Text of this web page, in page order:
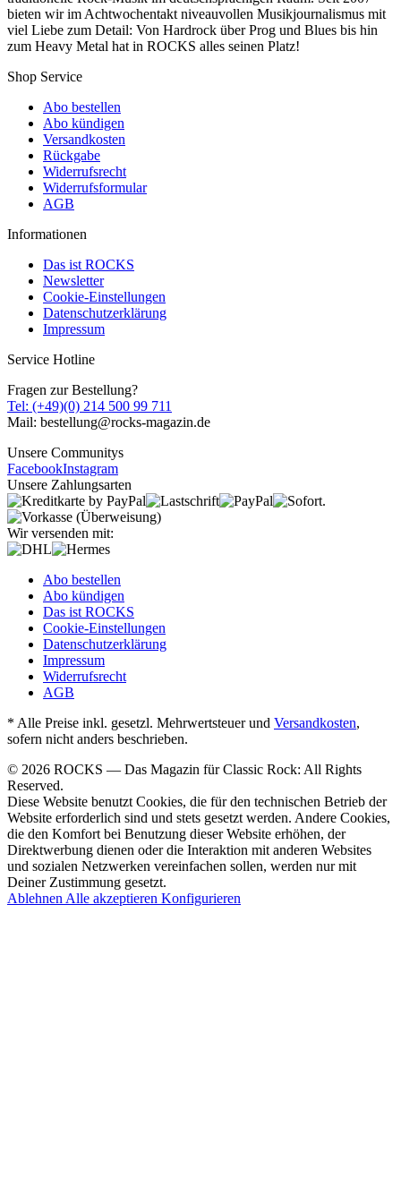
bieten wir im Achtwochentakt niveauvollen Musikjournalismus mit
viel Liebe zum Detail: Von Hardrock über Prog und Blues bis hin
zum Heavy Metal hat in ROCKS alles seinen Platz!
Shop Service
Abo bestellen
Abo kündigen
Versandkosten
Rückgabe
Widerrufsrecht
Widerrufsformular
AGB
Informationen
Das ist ROCKS
Newsletter
Cookie-Einstellungen
Datenschutzerklärung
Impressum
Service Hotline
Fragen zur Bestellung?
Tel: (+49)(0) 214 500 99 711
Mail: bestellung@rocks-magazin.de
Unsere Communitys
FacebookInstagram
Unsere Zahlungsarten
Wir versenden mit:
Abo bestellen
Abo kündigen
Das ist ROCKS
Cookie-Einstellungen
Datenschutzerklärung
Impressum
Widerrufsrecht
AGB
* Alle Preise inkl. gesetzl. Mehrwertsteuer und Versandkosten,
sofern nicht anders beschrieben.
© 2026 ROCKS — Das Magazin für Classic Rock: All Rights
Reserved.
Diese Website benutzt Cookies, die für den technischen Betrieb der
Website erforderlich sind und stets gesetzt werden. Andere Cookies,
die den Komfort bei Benutzung dieser Website erhöhen, der
Direktwerbung dienen oder die Interaktion mit anderen Websites
und sozialen Netzwerken vereinfachen sollen, werden nur mit
Deiner Zustimmung gesetzt.
Ablehnen Alle akzeptieren Konfigurieren